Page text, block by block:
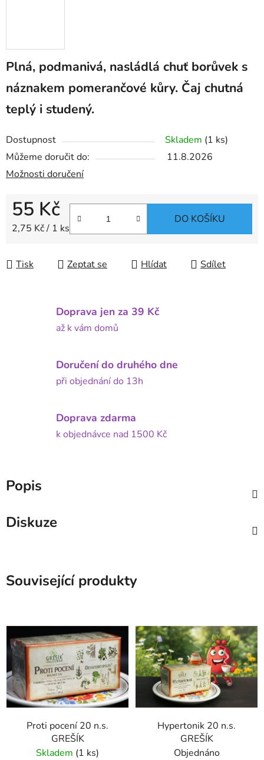
Plná, podmanivá, nasládlá chuť borůvek s
náznakem pomerančové kůry. Čaj chutná
teplý i studený.
Dostupnost Skladem (1 ks)
Můžeme doručit do:
11.8.2026
Možnosti doručení
55 Kč
Měrná cena:
2,75 Kč / 1 ks
DO KOŠÍKU
Tisk Zeptat se Hlídat Sdílet
Doprava jen za 39 Kč
až k vám domů
Doručení do druhého dne
při objednání do 13h
Doprava zdarma
k objednávce nad 1500 Kč
Popis
Diskuze
Související produkty
Proti pocení 20 n.s.
GREŠÍK
Skladem (1 ks)
Hypertonik 20 n.s.
GREŠÍK
Objednáno